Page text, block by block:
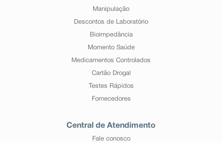
Manipulação
Descontos de Laboratório
Bioimpedância
Momento Saúde
Medicamentos Controlados
Cartão Drogal
Testes Rápidos
Fornecedores
Central de Atendimento
Fale conosco